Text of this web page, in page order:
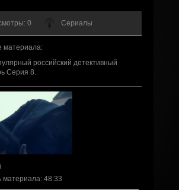
: 0 Сериалы
материала:
российский детективный
Серия 8.
материала: 48:33